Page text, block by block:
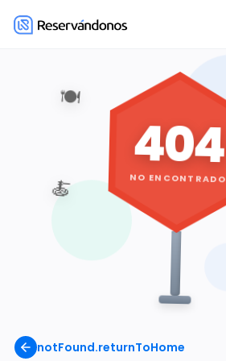
notFound.returnToHome
🍽️
🍝
404
NO ENCONTRADO